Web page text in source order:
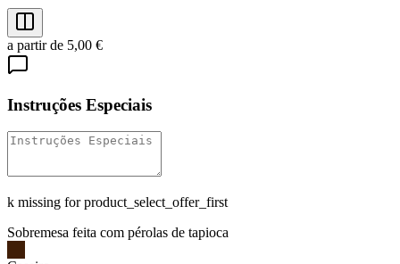
a partir de 5,00 €
Instruções Especiais
k missing for product_select_offer_first
Sobremesa feita com pérolas de tapioca